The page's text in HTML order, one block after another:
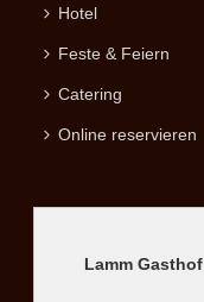
Hotel
Feste & Feiern
Catering
Online reservieren
Lamm Gasthof